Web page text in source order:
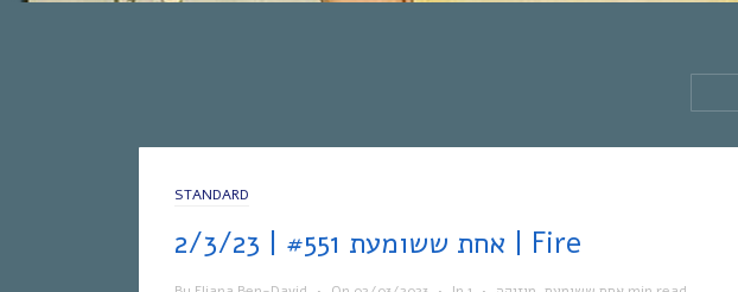
STANDARD
אחת ששומעת #551 | 2/3/23 | Fire